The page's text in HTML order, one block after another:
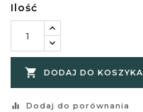
Ilość
 DODAJ DO KOSZYKA
equalizer
Dodaj do porównania